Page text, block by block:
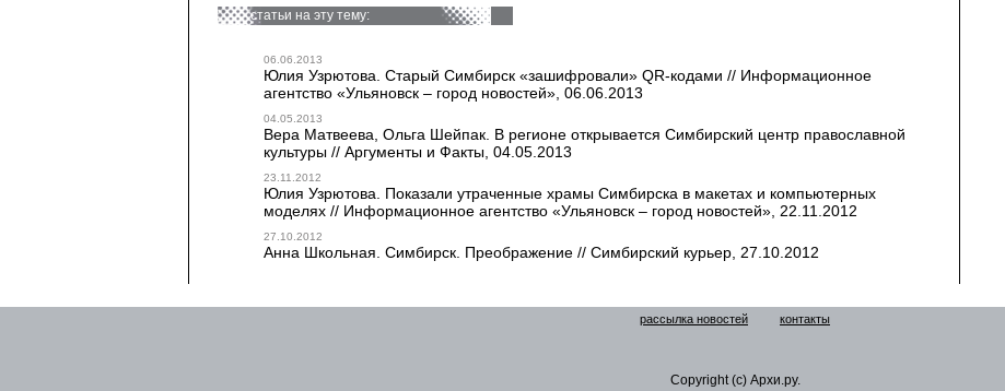
статьи на эту тему:
06.06.2013
Юлия Узрютова. Старый Симбирск «зашифровали» QR-кодами // Информационное
агентство «Ульяновск – город новостей», 06.06.2013
04.05.2013
Вера Матвеева, Ольга Шейпак. В регионе открывается Симбирский центр православной
культуры // Аргументы и Факты, 04.05.2013
23.11.2012
Юлия Узрютова. Показали утраченные храмы Симбирска в макетах и компьютерных
моделях // Информационное агентство «Ульяновск – город новостей», 22.11.2012
27.10.2012
Анна Школьная. Симбирск. Преображение // Симбирский курьер, 27.10.2012
рассылка новостей контакты
Copyright (c) Архи.ру.